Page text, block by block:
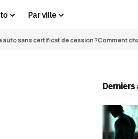
Par ville
sans certificat de cession ?Comment
Derniers